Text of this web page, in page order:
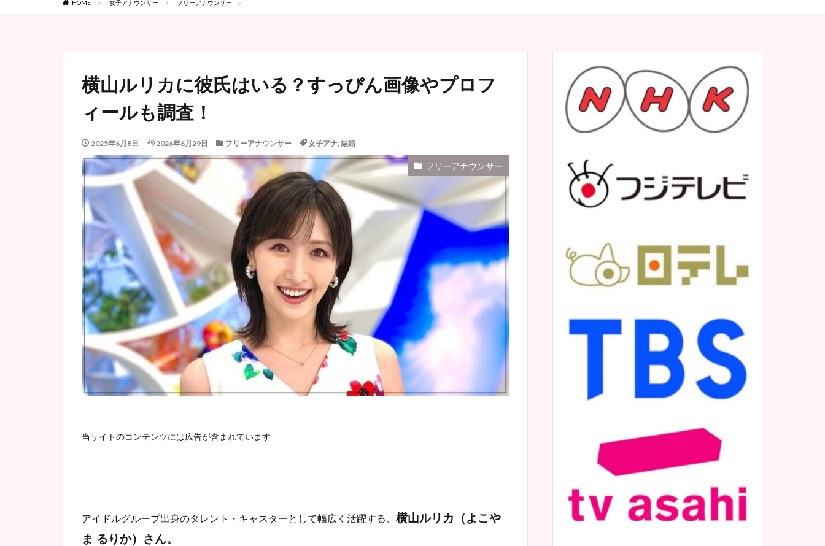
HOME 女子アナウンサー フリーアナウンサー
横山ルリカに彼氏はいる？すっぴん画像やプロフ
ィールも調査！
2025年6月8日 2026年6月29日 フリーアナウンサー 女子アナ, 結婚
フリーアナウンサー
当サイトのコンテンツには広告が含まれています
アイドルグループ出身のタレント・キャスターとして幅広く活躍する、 横山ルリカ（よこや
ま るりか）さん。